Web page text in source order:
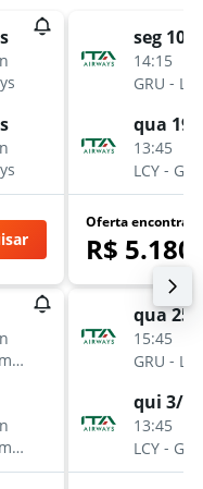
aéreas
aéreas
seg 10/8
14:15
GRU -
qua 19/
13:45
LCY -
Oferta
R$ 5.180
qua 25/
15:45
GRU -
qui 3/12
13:45
LCY -